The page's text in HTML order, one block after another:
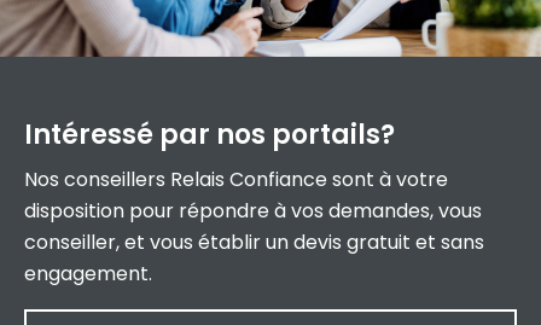
Intéressé par nos portails?
Nos conseillers Relais Confiance sont à votre
disposition pour répondre à vos demandes, vous
conseiller, et vous établir un devis gratuit et sans
engagement.